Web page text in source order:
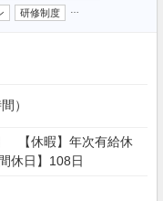
研修制度
）
【休暇】年次有給休
休日】108日